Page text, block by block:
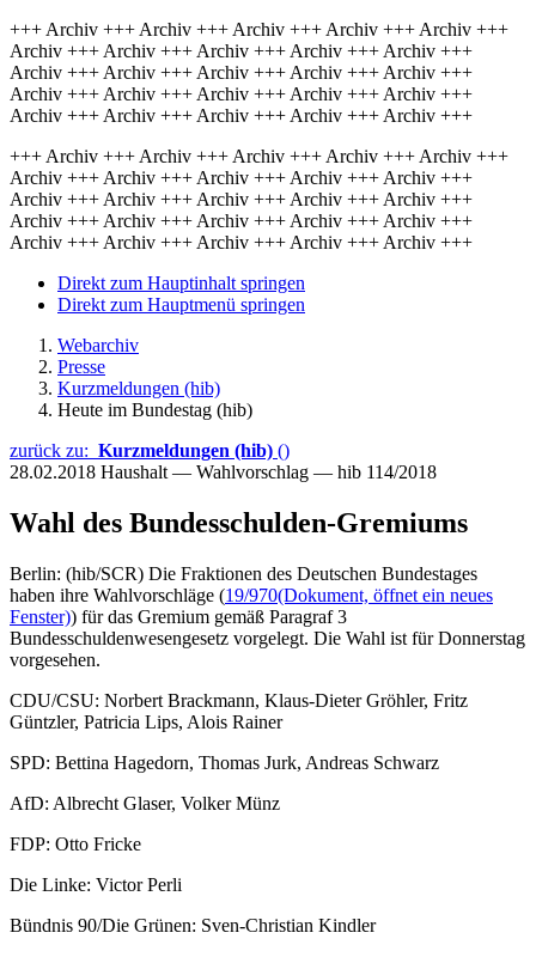
+++ Archiv +++ Archiv +++ Archiv +++ Archiv +++ Archiv +++
Archiv +++ Archiv +++ Archiv +++ Archiv +++ Archiv +++
Archiv +++ Archiv +++ Archiv +++ Archiv +++ Archiv +++
Archiv +++ Archiv +++ Archiv +++ Archiv +++ Archiv +++
Archiv +++ Archiv +++ Archiv +++ Archiv +++ Archiv +++
+++ Archiv +++ Archiv +++ Archiv +++ Archiv +++ Archiv +++
Archiv +++ Archiv +++ Archiv +++ Archiv +++ Archiv +++
Archiv +++ Archiv +++ Archiv +++ Archiv +++ Archiv +++
Archiv +++ Archiv +++ Archiv +++ Archiv +++ Archiv +++
Archiv +++ Archiv +++ Archiv +++ Archiv +++ Archiv +++
Direkt zum Hauptinhalt springen
Direkt zum Hauptmenü springen
Webarchiv
Presse
Kurzmeldungen (hib)
Heute im Bundestag (hib)
zurück zu: Kurzmeldungen (hib) ()
28.02.2018 Haushalt — Wahlvorschlag — hib 114/2018
Wahl des Bundesschulden-Gremiums
Berlin: (hib/SCR) Die Fraktionen des Deutschen Bundestages
haben ihre Wahlvorschläge (19/970(Dokument, öffnet ein neues
Fenster)) für das Gremium gemäß Paragraf 3
Bundesschuldenwesengesetz vorgelegt. Die Wahl ist für Donnerstag
vorgesehen.
CDU/CSU: Norbert Brackmann, Klaus-Dieter Gröhler, Fritz
Güntzler, Patricia Lips, Alois Rainer
SPD: Bettina Hagedorn, Thomas Jurk, Andreas Schwarz
AfD: Albrecht Glaser, Volker Münz
FDP: Otto Fricke
Die Linke: Victor Perli
Bündnis 90/Die Grünen: Sven-Christian Kindler